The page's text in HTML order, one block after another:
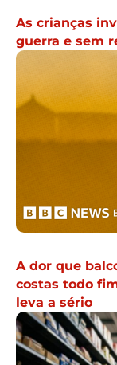
As crianças
guerra e sem
A dor que
costas todo
leva a sério